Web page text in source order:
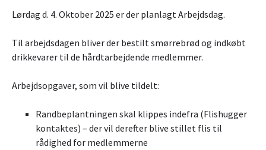
Lørdag d. 4. Oktober 2025 er der planlagt Arbejdsdag.
Til arbejdsdagen bliver der bestilt smørrebrød og indkøbt
drikkevarer til de hårdtarbejdende medlemmer.
Arbejdsopgaver, som vil blive tildelt:
Randbeplantningen skal klippes indefra (Flishugger
kontaktes) – der vil derefter blive stillet flis til
rådighed for medlemmerne